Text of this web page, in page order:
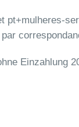
pt+mulheres-
Einzahlung